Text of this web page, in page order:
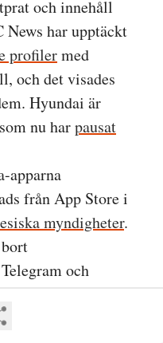
och innehåll
News har upptäckt
profilermed
och det visades
Hyundai är
nu harpausat
apparna
från App Store i
myndigheter.
och
av apparna med